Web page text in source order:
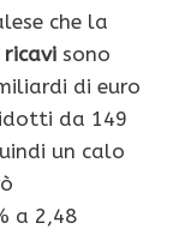
che la
ricavi sono
di euro
da 149
un calo
a 2,48